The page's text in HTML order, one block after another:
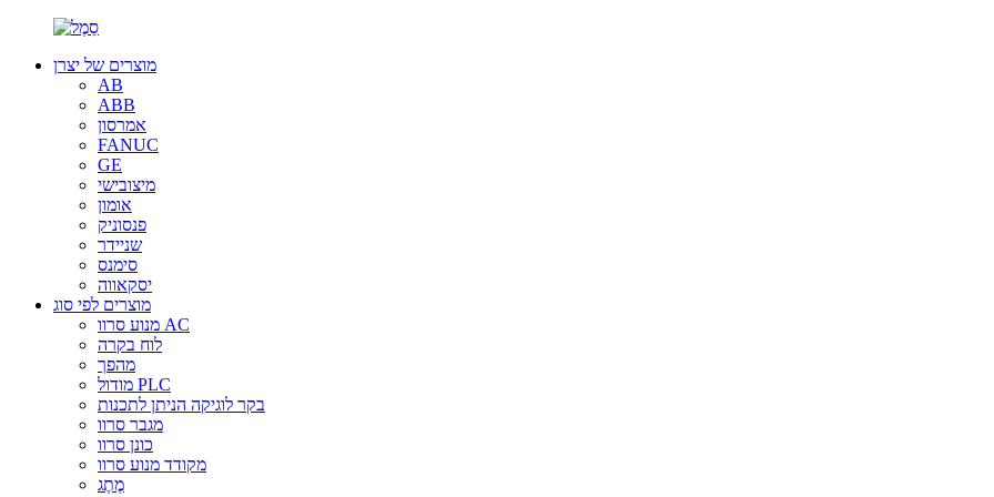
מוצרים של יצרן
AB
ABB
אמרסון
FANUC
GE
מיצובישי
אומון
פנסוניק
שניידר
סימנס
יסקאווה
מוצרים לפי סוג
מנוע סרוו AC
לוח בקרה
מהפך
מודול PLC
בקר לוגיקה הניתן לתכנות
מגבר סרוו
כונן סרוו
מקודד מנוע סרוו
מֶתֶג